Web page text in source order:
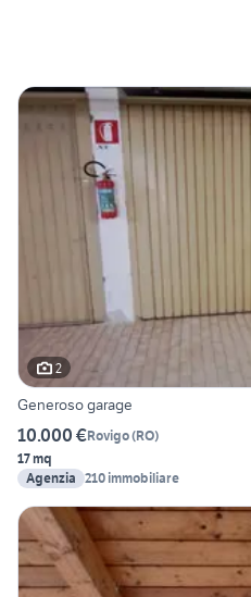
2
Generoso garage
10.000 €Rovigo(RO)
17 mq
Agenzia 210 immobiliare